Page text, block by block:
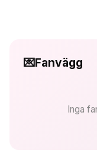
💌Fanvägg
Inga